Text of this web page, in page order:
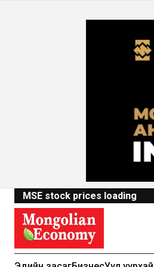
MSE stock prices loading